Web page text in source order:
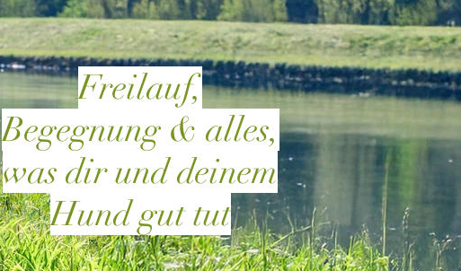
Freilauf,
Begegnung & alles,
was dir und deinem
Hund gut tut